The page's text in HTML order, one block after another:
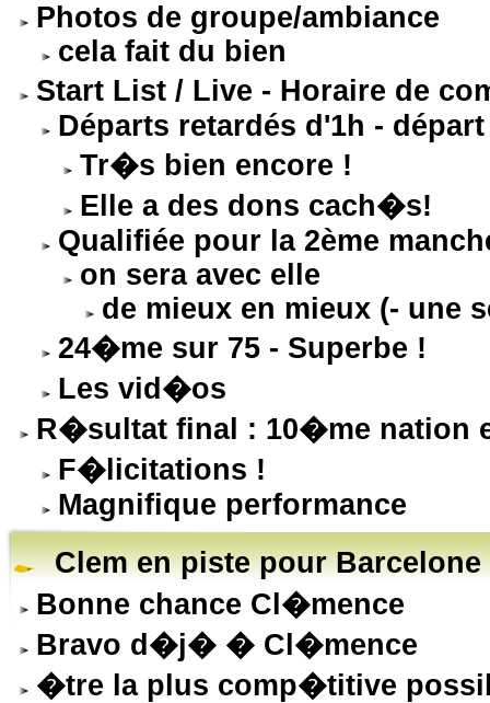
Photos de groupe/ambiance
cela fait du bien
Start List / Live - Horaire de
Départs retardés d'1h -
Tr�s bien encore !
Elle a des dons cach�s!
Qualifiée pour la 2ème
on sera avec elle
de mieux en mieux (- une
24�me sur 75 - Superbe !
Les vid�os
R�sultat final : 10�me nation
F�licitations !
Magnifique performance
Clem en piste pour Barcelone
Bonne chance Cl�mence
Bravo d�j� � Cl�mence
�tre la plus comp�titive